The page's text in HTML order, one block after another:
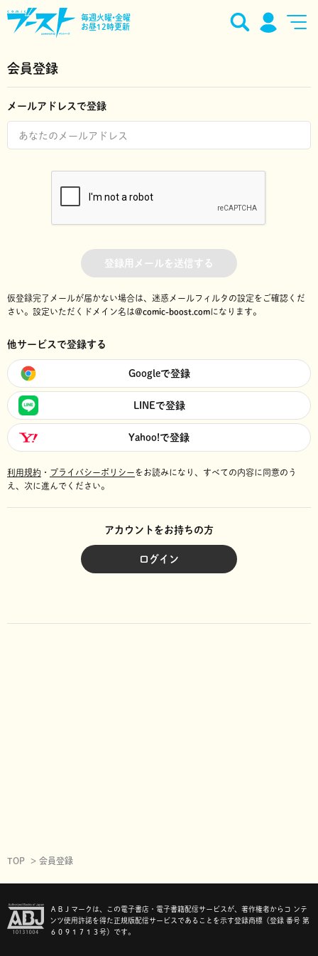
毎週火曜•金曜
お昼12時更新
会員登録
メールアドレスで登録
登録用メールを送信する
仮登録完了メールが届かない場合は、迷惑メールフィルタの設定をご確認くだ
さい。 設定いただくドメイン名は@comic-boost.comになります。
他サービスで登録する
Googleで登録
LINEで登録
Yahoo!で登録
利用規約 ・ プライバシーポリシーをお読みになり、 すべての内容に同意のう
え、次に進んでください。
アカウントをお持ちの方
ログイン
TOP 会員登録
ＡＢＪマークは、この電子書店・電子書籍配信サービスが、著作権者からコ ンテ
ンツ使用許諾を得た正規版配信サービスであることを示す登録商標（登録 番号 第
６０９１７１３号）です。